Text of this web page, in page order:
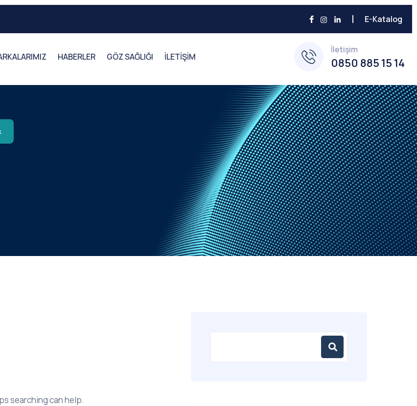
E-Katalog
HABERLER GÖZ SAĞLIĞI İLETİŞİM
İletişim
0850 885 15 14
searching can help.